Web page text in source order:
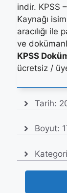
indir. KPSS
Kaynağı
aracılığı ile
ve
KPSS
ücretsiz /
Tarih:
Boyut: